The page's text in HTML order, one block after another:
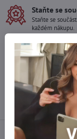
Staňte se
Staňte se
každém nákupu.
Výhoda se vám
Máte zájem
Kontaktujte nás na
Popis